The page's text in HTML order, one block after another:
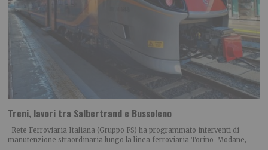
Treni, lavori tra Salbertrand e Bussoleno
Rete Ferroviaria Italiana (Gruppo FS) ha programmato interventi di
manutenzione straordinaria lungo la linea ferroviaria Torino-Modane,